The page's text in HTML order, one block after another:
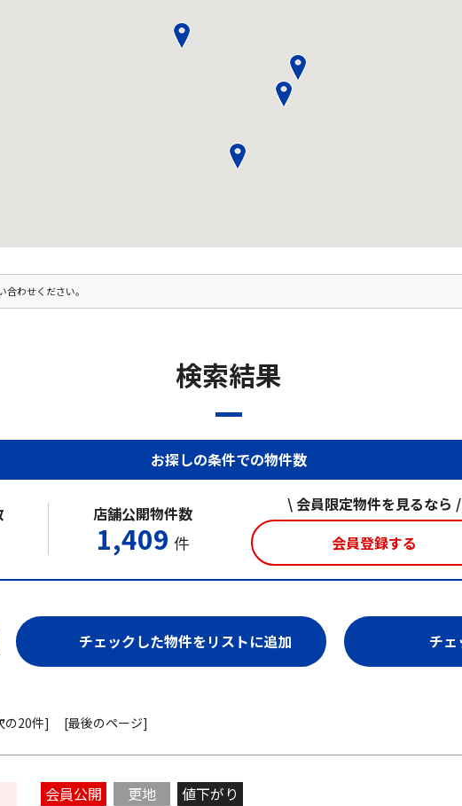
わせください。
検索結果
お探しの条件での物件数
店舗公開物件数
1,409 件
\ 会員限定物件を見るなら /
会員登録する
の20件] [最後のページ]
会員公開 更地 値下がり